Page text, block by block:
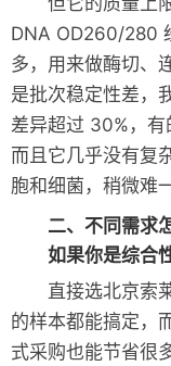
DNA OD260/280
多，用来做酶切、
是批次稳定性差，
差异超过 30%，有
而且它几乎没有复
胞和细菌，稍微难
二、不同需求
如果你是综合
直接选北京索
的样本都能搞定，
式采购也能节省很